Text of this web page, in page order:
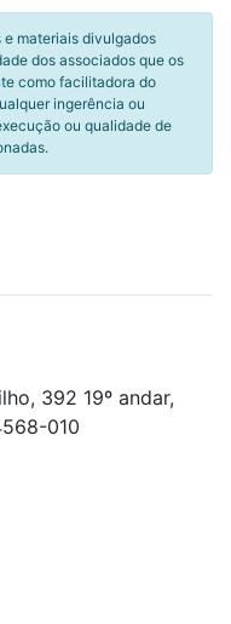
e materiais divulgados
dos associados que os
como facilitadora do
ingerência ou
ou qualidade de
392 19º andar,
010